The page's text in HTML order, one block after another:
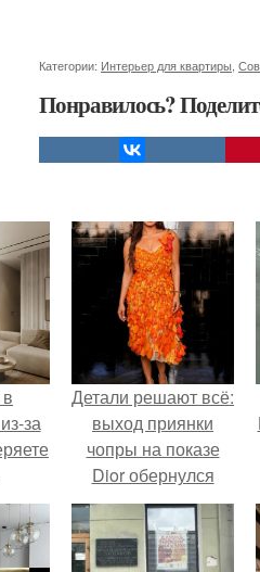
Категории: Интерьер для квартиры
Понравилось?
за
Детали решают всё:
выход приянки
чопры на показе
Dior обернулся
шквалом критики
из-за небрежного
пошива.